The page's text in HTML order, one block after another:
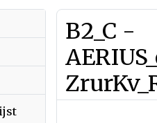
B2_C -